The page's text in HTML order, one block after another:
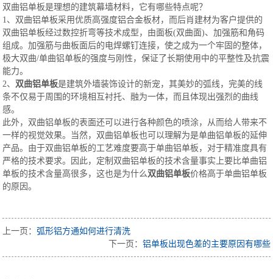
双曲铝单板是理想的建筑幕墙材料，它有哪些特点呢？
1、双曲铝单板采用优质高强度铝合金板材，而后肖建材为客户提供的
双曲铝单板经过数控折弯等技术成型，由面板(双曲面)、加强筋和角码
组成。加强筋与曲板面后的电焊螺钉连接，使之成为一个牢固的整体，
极大双曲/单曲铝单板的强度与刚性，保证了长期使用中的平整性及抗震
能力。
2、 双曲铝单板是建筑外墙装饰设计的新宠，其美妙的弧线，完美的线
条不仅易于周围的环境相互衬托、融为一体，而且体现出强烈的曲线
感。
此外，双曲铝单板的表面还可以进行各种颜色的喷涂，从而给人带来不
一样的视觉效果。当然，双曲铝单板也可以理解为是单曲铝单板的延伸
产品。由于双曲铝单板的工艺难度要高于单曲铝单板，对于精准度具有
严格的技术要求。因此，定制双曲铝单板的技术含量事实上要比单曲铝
单板的技术含量高很多，这也是为什么双曲铝单板价格高于单曲铝单板
的原因。
上一页：弧形铝方通如何进行清洗
下一页： 铝单板出现色差的主要原因有哪些